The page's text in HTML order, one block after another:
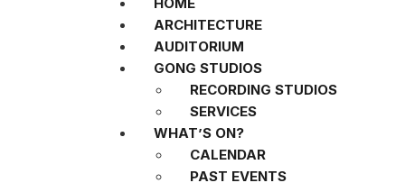
ARCHITECTURE
AUDITORIUM
GONG STUDIOS
RECORDING STUDIOS
SERVICES
WHAT’S ON?
CALENDAR
PAST EVENTS